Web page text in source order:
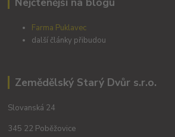
Farma Puklavec
další články přibudou
Zemědělský Starý Dvůr s.r.o.
Slovanská 24
345 22 Poběžovice